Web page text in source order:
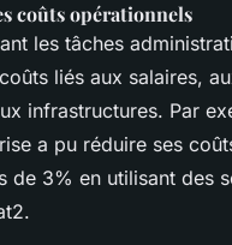
coûts opérationnels
les tâches
liés aux salaires,
infrastructures. Par
a pu réduire ses
de 3% en utilisant des